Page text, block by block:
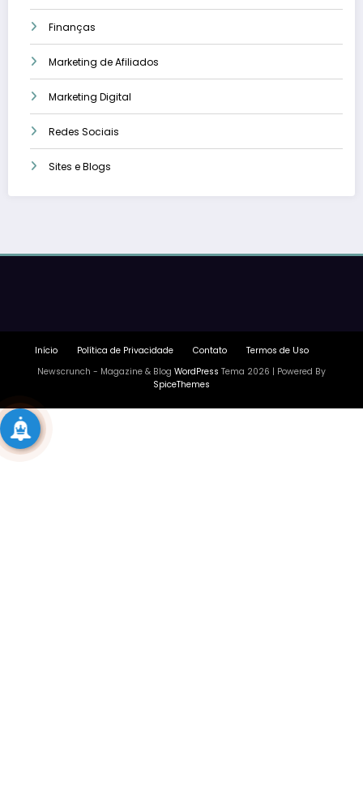
Finanças
Marketing de Afiliados
Marketing Digital
Redes Sociais
Sites e Blogs
Início Política de Privacidade Contato
Termos de Uso
Newscrunch - Magazine & Blog WordPress Tema 2026 | Powered By
SpiceThemes